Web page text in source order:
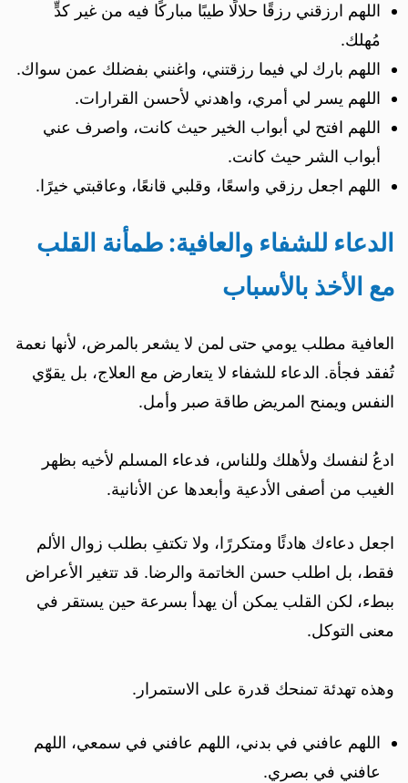
اللهم ارزقني رزقًا حلالًا طيبًا مباركًا فيه من غير كدٍّ
مُهلك.
اللهم بارك لي فيما رزقتني، واغنني بفضلك عمن سواك.
اللهم يسر لي أمري، واهدني لأحسن القرارات.
اللهم افتح لي أبواب الخير حيث كانت، واصرف عني
أبواب الشر حيث كانت.
اللهم اجعل رزقي واسعًا، وقلبي قانعًا، وعاقبتي خيرًا.
الدعاء للشفاء والعافية: طمأنة القلب
مع الأخذ بالأسباب
العافية مطلب يومي حتى لمن لا يشعر بالمرض، لأنها نعمة
تُفقد فجأة. الدعاء للشفاء لا يتعارض مع العلاج، بل يقوّي
النفس ويمنح المريض طاقة صبر وأمل.
ادعُ لنفسك ولأهلك وللناس، فدعاء المسلم لأخيه بظهر
الغيب من أصفى الأدعية وأبعدها عن الأنانية.
اجعل دعاءك هادئًا ومتكررًا، ولا تكتفِ بطلب زوال الألم
فقط، بل اطلب حسن الخاتمة والرضا. قد تتغير الأعراض
ببطء، لكن القلب يمكن أن يهدأ بسرعة حين يستقر في
معنى التوكل.
وهذه تهدئة تمنحك قدرة على الاستمرار.
اللهم عافني في بدني، اللهم عافني في سمعي، اللهم
عافني في بصري.